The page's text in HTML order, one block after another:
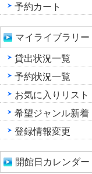
予約カート
マイライブラリー
貸出状況一覧
予約状況一覧
お気に入りリスト
希望ジャンル新着
登録情報変更
開館日カレンダー